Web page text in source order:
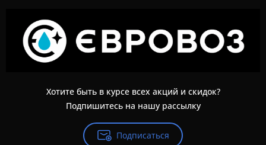
Хотите быть в курсе всех акций и скидок?
Подпишитесь на нашу рассылку
Подписаться